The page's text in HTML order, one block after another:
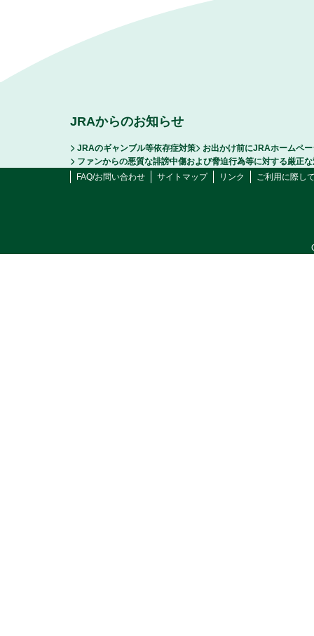
JRAからのお知らせ
JRAのギャンブル等依存症対策
お出かけ前にJRAホームペ
ファンからの悪質な誹謗中傷および脅迫行為等に対する厳正
FAQ/お問い合わせ
サイトマップ リンク ご利用に際し